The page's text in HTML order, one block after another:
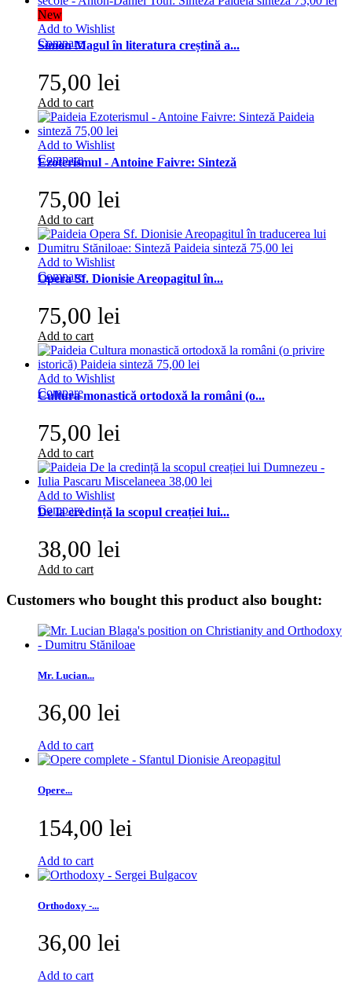
New
Add to Wishlist
Compare
Simon Magul în literatura creștină a...
75,00 lei
Add to cart
Add to Wishlist
Compare
Ezoterismul - Antoine Faivre: Sinteză
75,00 lei
Add to cart
Add to Wishlist
Compare
Opera Sf. Dionisie Areopagitul în...
75,00 lei
Add to cart
Add to Wishlist
Compare
Cultura monastică ortodoxă la români (o...
75,00 lei
Add to cart
Add to Wishlist
Compare
De la credință la scopul creației lui...
38,00 lei
Add to cart
Customers who bought this product also bought:
Mr. Lucian...
36,00 lei
Add to cart
Opere...
154,00 lei
Add to cart
Orthodoxy -...
36,00 lei
Add to cart